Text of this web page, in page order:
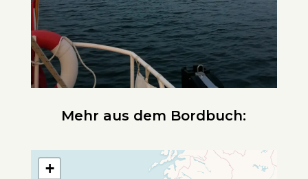
Mehr aus dem Bordbuch:
+